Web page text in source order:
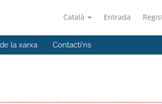
Català Entrada
la xarxa Contacti'ns